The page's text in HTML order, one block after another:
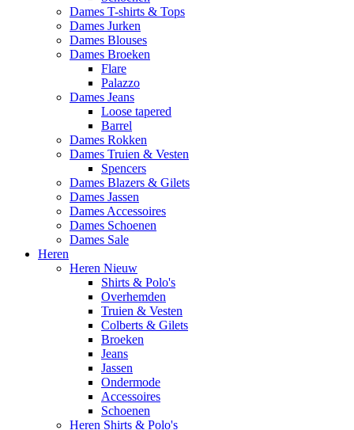
Dames T-shirts & Tops
Dames Jurken
Dames Blouses
Dames Broeken
Flare
Palazzo
Dames Jeans
Loose tapered
Barrel
Dames Rokken
Dames Truien & Vesten
Spencers
Dames Blazers & Gilets
Dames Jassen
Dames Accessoires
Dames Schoenen
Dames Sale
Heren
Heren Nieuw
Shirts & Polo's
Overhemden
Truien & Vesten
Colberts & Gilets
Broeken
Jeans
Jassen
Ondermode
Accessoires
Schoenen
Heren Shirts & Polo's